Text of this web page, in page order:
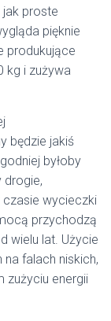
jak proste
pięknie
produkujące
kg i zużywa
będzie jakiś
byłoby
drogie,
czasie wycieczki
przychodzą
wielu lat. Użycie
falach niskich,
zużyciu energii